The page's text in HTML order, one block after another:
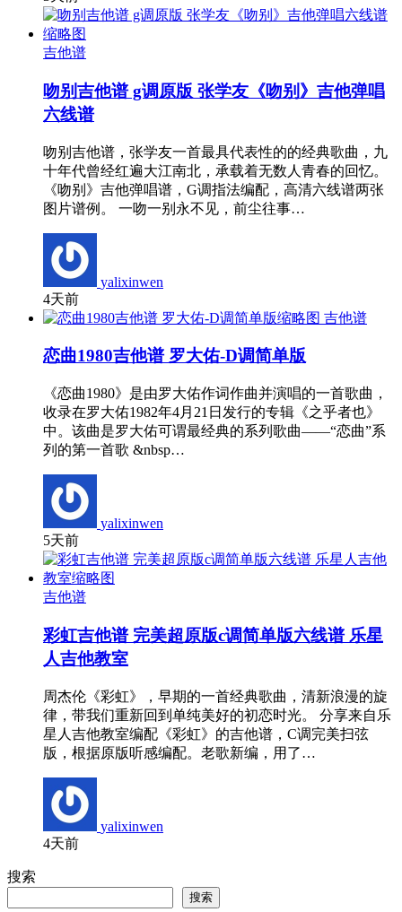
吉他谱
吻别吉他谱 g调原版 张学友《吻别》吉他弹唱
六线谱
吻别吉他谱，张学友一首最具代表性的的经典歌曲，九
十年代曾经红遍大江南北，承载着无数人青春的回忆。
《吻别》吉他弹唱谱，G调指法编配，高清六线谱两张
图片谱例。 一吻一别永不见，前尘往事…
yalixinwen
4天前
吉他谱
恋曲1980吉他谱 罗大佑-D调简单版
《恋曲1980》是由罗大佑作词作曲并演唱的一首歌曲，
收录在罗大佑1982年4月21日发行的专辑《之乎者也》
中。该曲是罗大佑可谓最经典的系列歌曲——“恋曲”系
列的第一首歌 &nbsp…
yalixinwen
5天前
吉他谱
彩虹吉他谱 完美超原版c调简单版六线谱 乐星
人吉他教室
周杰伦《彩虹》，早期的一首经典歌曲，清新浪漫的旋
律，带我们重新回到单纯美好的初恋时光。 分享来自乐
星人吉他教室编配《彩虹》的吉他谱，C调完美扫弦
版，根据原版听感编配。老歌新编，用了…
yalixinwen
4天前
搜索
搜索